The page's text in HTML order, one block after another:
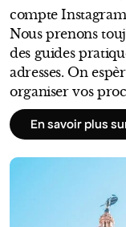
compte
Nous prenons
des guides
adresses. On
organiser vos
En savoir plus